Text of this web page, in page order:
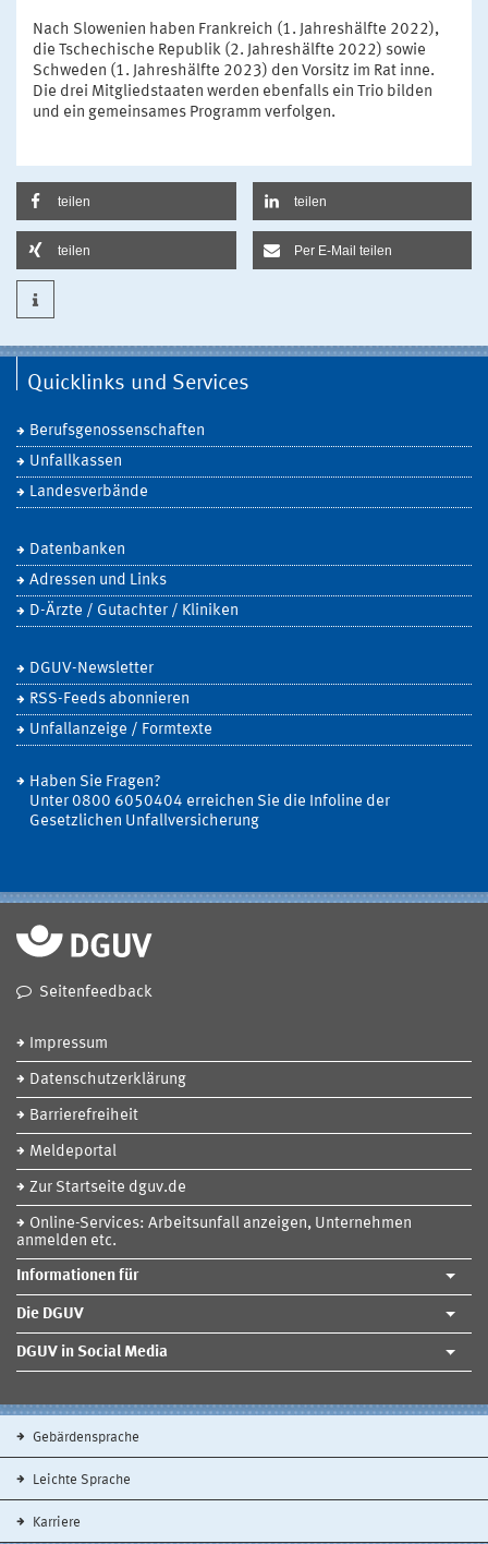
Nach Slowenien haben Frankreich (1. Jahreshälfte 2022),
die Tschechische Republik (2. Jahreshälfte 2022) sowie
Schweden (1. Jahreshälfte 2023) den Vorsitz im Rat inne.
Die drei Mitgliedstaaten werden ebenfalls ein Trio bilden
und ein gemeinsames Programm verfolgen.
teilen teilen
teilen Per E-Mail teilen
Quicklinks und Services
Berufsgenossenschaften
Unfallkassen
Landesverbände
Datenbanken
Adressen und Links
D-Ärzte / Gutachter / Kliniken
DGUV-Newsletter
RSS-Feeds abonnieren
Unfallanzeige / Formtexte
Haben Sie Fragen?
Unter 0800 6050404 erreichen Sie die Infoline der
Gesetzlichen Unfallversicherung
Seitenfeedback
Impressum
Datenschutzerklärung
Barrierefreiheit
Meldeportal
Zur Startseite dguv.de
Online-Services: Arbeitsunfall anzeigen, Unternehmen
anmelden etc.
Informationen für
Die DGUV
DGUV in Social Media
Gebärdensprache
Leichte Sprache
Karriere